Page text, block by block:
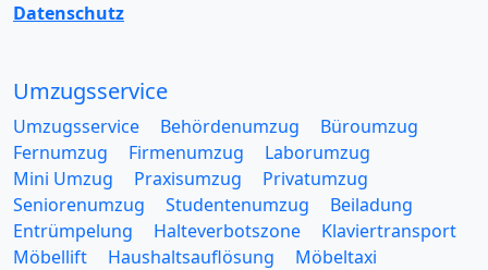
Datenschutz
Umzugsservice
Umzugsservice Behördenumzug
Büroumzug
Fernumzug
Firmenumzug
Laborumzug
Mini Umzug
Praxisumzug
Privatumzug
Seniorenumzug
Studentenumzug
Beiladung
Entrümpelung
Halteverbotszone
Klaviertransport
Möbellift
Haushaltsauflösung
Möbeltaxi